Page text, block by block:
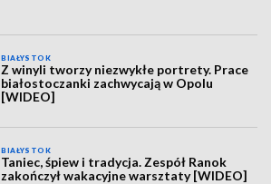
BIAŁYSTOK
Z winyli tworzy niezwykłe portrety. Prace
białostoczanki zachwycają w Opolu
[WIDEO]
BIAŁYSTOK
Taniec, śpiew i tradycja. Zespół Ranok
zakończył wakacyjne warsztaty [WIDEO]